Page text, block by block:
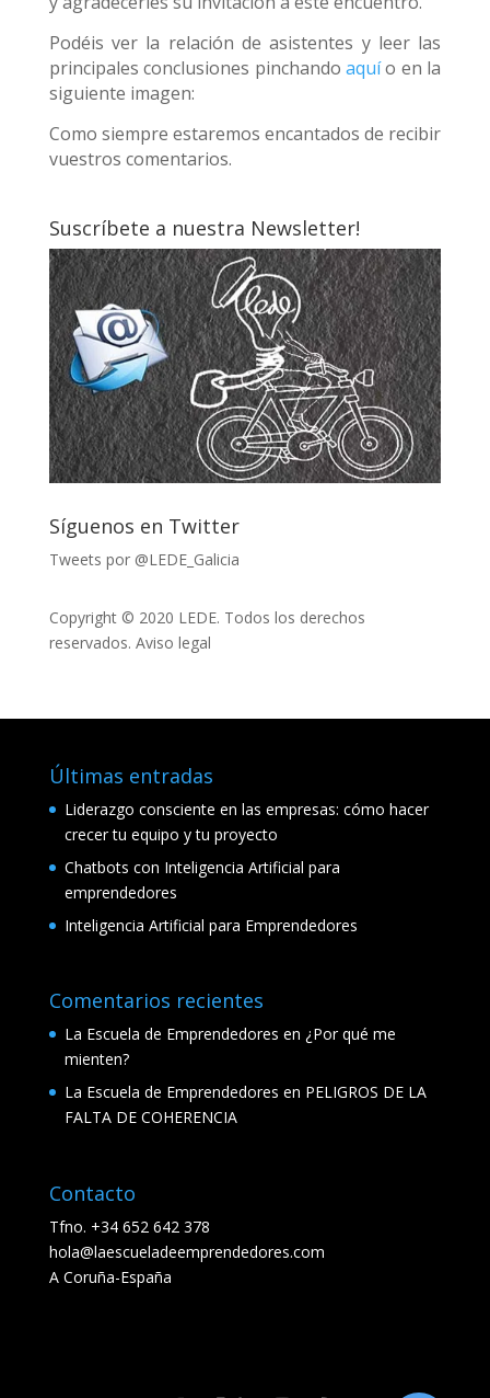
Podéis ver la relación de asistentes y leer las
principales conclusiones pinchando aquío en la
siguiente imagen:
Como siempre estaremos encantados de recibir
vuestros comentarios.
Suscríbete a nuestra Newsletter!
Síguenos en Twitter
Tweets por @LEDE_Galicia
Copyright © 2020 LEDE. Todos los derechos
reservados. Aviso legal
Últimas entradas
Liderazgo consciente en las empresas: cómo hacer
crecer tu equipo y tu proyecto
Chatbots con Inteligencia Artificial para
emprendedores
Inteligencia Artificial para Emprendedores
Comentarios recientes
La Escuela de Emprendedores en ¿Por qué me
mienten?
La Escuela de Emprendedores en PELIGROS DE LA
FALTA DE COHERENCIA
Contacto
Tfno. +34 652 642 378
hola@laescueladeemprendedores.com
A Coruña-España